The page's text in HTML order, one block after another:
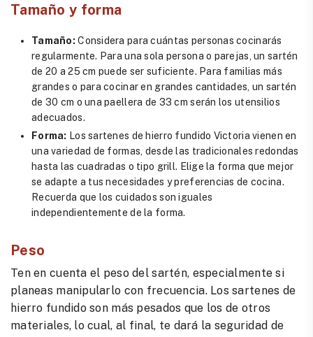
Tamaño y forma
Tamaño: Considera para cuántas personas cocinarás
regularmente. Para una sola persona o parejas, un sartén
de 20 a 25 cm puede ser suficiente. Para familias más
grandes o para cocinar en grandes cantidades, un sartén
de 30 cm o una paellera de 33 cm serán los utensilios
adecuados.
Forma: Los sartenes de hierro fundido Victoria vienen en
una variedad de formas, desde las tradicionales redondas
hasta las cuadradas o tipo grill. Elige la forma que mejor
se adapte a tus necesidades y preferencias de cocina.
Recuerda que los cuidados son iguales
independientemente de la forma.
Peso
Ten en cuenta el peso del sartén, especialmente si
planeas manipularlo con frecuencia. Los sartenes de
hierro fundido son más pesados que los de otros
materiales, lo cual, al final, te dará la seguridad de